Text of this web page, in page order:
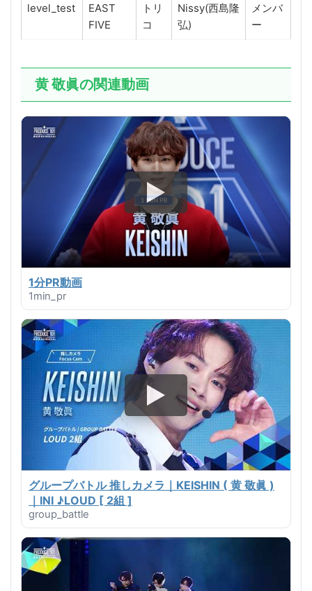
level_test
EAST
FIVE
トリ
コ
Nissy(西島隆
弘)
メンバ
ー
黄 敬眞の関連動画
1分PR動画
1min_pr
グループバトル 推しカメラ｜KEISHIN ( 黄 敬眞 )
｜INI ♪LOUD [ 2組 ]
group_battle